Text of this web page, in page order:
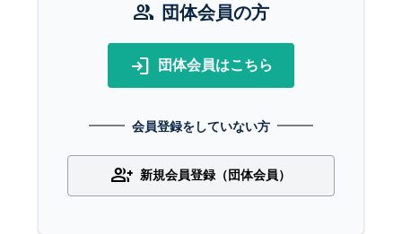
group 団体会員の方
login 団体会員はこちら
会員登録をしていない方
group_add 新規会員登録（団体会員）